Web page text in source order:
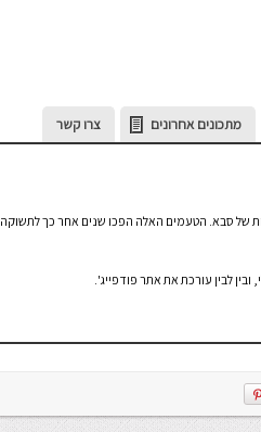
מתכונים אחרונים צרו קשר
של סבא. הטעמים האלה הפכו שנים אחר כך לתשוקה
לבין עורכת את אתר פודפייג'.